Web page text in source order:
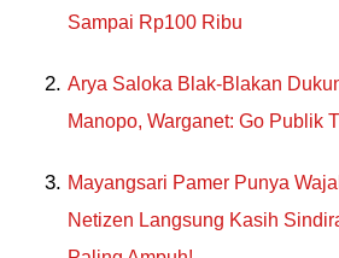
Sampai Rp100 Ribu
Arya Saloka Blak-Blakan
Manopo, Warganet: Go Publik
Mayangsari Pamer Punya
Netizen Langsung Kasih